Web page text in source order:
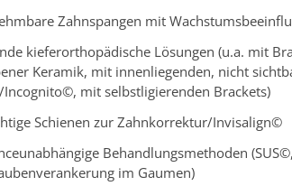
Zahnspangen mit
kieferorthopädische Lösungen (u.a. mit
Keramik, mit innenliegenden, nicht
Incognito©, mit selbstligierenden Brackets)
Schienen zur Zahnkorrektur/Invisalign©
Behandlungsmethoden
im Gaumen)